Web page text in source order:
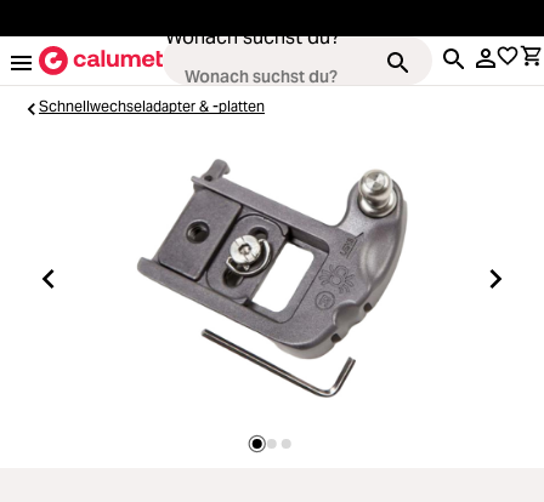
Wonach suchst du?
Kameras
Loading... Objektive
Video & Drohnen
Stative & Gimbals
Schnellwechseladapter & -platten